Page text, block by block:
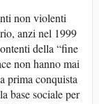
non violenti
anzi nel 1999
della “fine
non hanno mai
prima conquista
base sociale per